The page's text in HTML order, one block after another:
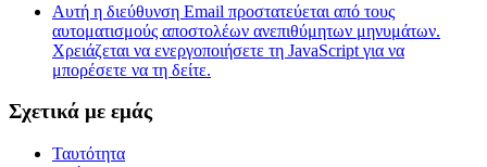
Αυτή η διεύθυνση Email προστατεύεται από τους
αυτοματισμούς αποστολέων ανεπιθύμητων μηνυμάτων.
Χρειάζεται να ενεργοποιήσετε τη JavaScript για να
μπορέσετε να τη δείτε.
Σχετικά με εμάς
Ταυτότητα